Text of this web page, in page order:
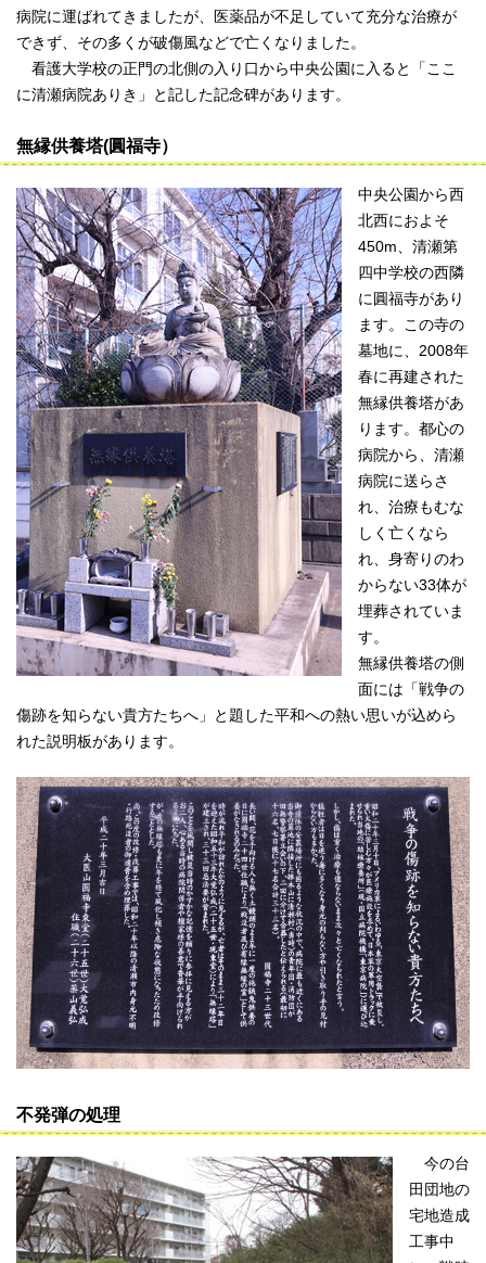
病院に運ばれてきましたが、医薬品が不足していて充分な治療が
できず、その多くが破傷風などで亡くなりました。
看護大学校の正門の北側の入り口から中央公園に入ると「ここ
に清瀬病院ありき」と記した記念碑があります。
無縁供養塔(圓福寺）
中央公園から西
北西におよそ
450m、清瀬第
四中学校の西隣
に圓福寺があり
ます。この寺の
墓地に、2008年
春に再建された
無縁供養塔があ
ります。都心の
病院から、清瀬
病院に送らさ
れ、治療もむな
しく亡くなら
れ、身寄りのわ
からない33体が
埋葬されていま
す。
無縁供養塔の側
面には「戦争の
傷跡を知らない貴方たちへ」と題した平和への熱い思いが込めら
れた説明板があります。
不発弾の処理
今の台
田団地の
宅地造成
工事中